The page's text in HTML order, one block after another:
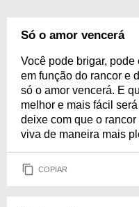
Só o amor vencerá
Você pode brigar,
em função do rancor e
só o amor vencerá. E
melhor e mais fácil
deixe com que o
viva de maneira mais
COPIAR